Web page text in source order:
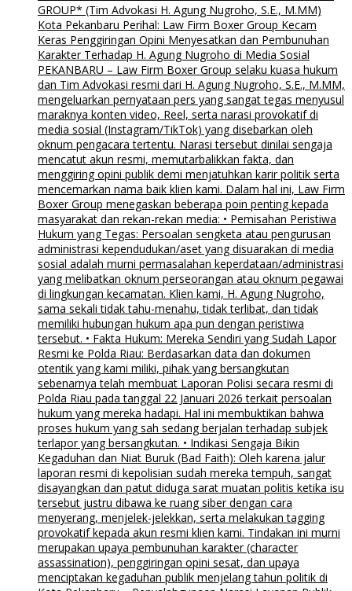
GROUP* (Tim Advokasi H. Agung Nugroho, S.E., M.MM)
Kota Pekanbaru Perihal: Law Firm Boxer Group Kecam
Keras Penggiringan Opini Menyesatkan dan Pembunuhan
Karakter Terhadap H. Agung Nugroho di Media Sosial
PEKANBARU – Law Firm Boxer Group selaku kuasa hukum
dan Tim Advokasi resmi dari H. Agung Nugroho, S.E., M.MM,
mengeluarkan pernyataan pers yang sangat tegas menyusul
maraknya konten video, Reel, serta narasi provokatif di
media sosial (Instagram/TikTok) yang disebarkan oleh
oknum pengacara tertentu. Narasi tersebut dinilai sengaja
mencatut akun resmi, memutarbalikkan fakta, dan
menggiring opini publik demi menjatuhkan karir politik serta
mencemarkan nama baik klien kami. Dalam hal ini, Law Firm
Boxer Group menegaskan beberapa poin penting kepada
masyarakat dan rekan-rekan media: • Pemisahan Peristiwa
Hukum yang Tegas: Persoalan sengketa atau pengurusan
administrasi kependudukan/aset yang disuarakan di media
sosial adalah murni permasalahan keperdataan/administrasi
yang melibatkan oknum perseorangan atau oknum pegawai
di lingkungan kecamatan. Klien kami, H. Agung Nugroho,
sama sekali tidak tahu-menahu, tidak terlibat, dan tidak
memiliki hubungan hukum apa pun dengan peristiwa
tersebut. • Fakta Hukum: Mereka Sendiri yang Sudah Lapor
Resmi ke Polda Riau: Berdasarkan data dan dokumen
otentik yang kami miliki, pihak yang bersangkutan
sebenarnya telah membuat Laporan Polisi secara resmi di
Polda Riau pada tanggal 22 Januari 2026 terkait persoalan
hukum yang mereka hadapi. Hal ini membuktikan bahwa
proses hukum yang sah sedang berjalan terhadap subjek
terlapor yang bersangkutan. • Indikasi Sengaja Bikin
Kegaduhan dan Niat Buruk (Bad Faith): Oleh karena jalur
laporan resmi di kepolisian sudah mereka tempuh, sangat
disayangkan dan patut diduga sarat muatan politis ketika isu
tersebut justru dibawa ke ruang siber dengan cara
menyerang, menjelek-jelekkan, serta melakukan tagging
provokatif kepada akun resmi klien kami. Tindakan ini murni
merupakan upaya pembunuhan karakter (character
assassination), penggiringan opini sesat, dan upaya
menciptakan kegaduhan publik menjelang tahun politik di